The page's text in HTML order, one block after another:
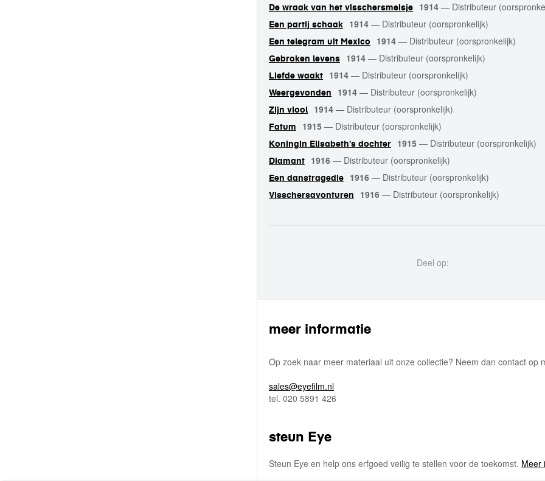
De wraak van het visschersmeisje 1914 — Distributeur
Een partij schaak 1914 — Distributeur (oorspronkelijk)
Een telegram uit Mexico 1914 — Distributeur (oorspronkelijk)
Gebroken levens 1914 — Distributeur (oorspronkelijk)
Liefde waakt 1914 — Distributeur (oorspronkelijk)
Weergevonden 1914 — Distributeur (oorspronkelijk)
Zijn viool 1914 — Distributeur (oorspronkelijk)
Fatum 1915 — Distributeur (oorspronkelijk)
Koningin Elisabeth's dochter 1915 — Distributeur (oorspronkelijk)
Diamant 1916 — Distributeur (oorspronkelijk)
Een danstragedie 1916 — Distributeur (oorspronkelijk)
Visschersavonturen 1916 — Distributeur (oorspronkelijk)
Deel op:
meer informatie
Op zoek naar meer materiaal uit onze collectie? Neem dan contact op
sales@eyefilm.nl
tel. 020 5891 426
steun Eye
Steun Eye en help ons erfgoed veilig te stellen voor de toekomst. Meer